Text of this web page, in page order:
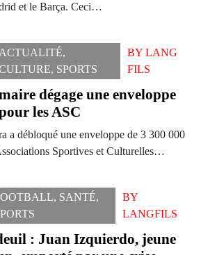
et le Barça. Ceci…
ACTUALITÉ,
, SPORTS
BY LANG
FILS
dégage une enveloppe
les ASC
a débloqué une enveloppe de 3 300 000
Sportives et Culturelles…
, SANTÉ,
BY
LANGFILS
: Juan Izquierdo, jeune